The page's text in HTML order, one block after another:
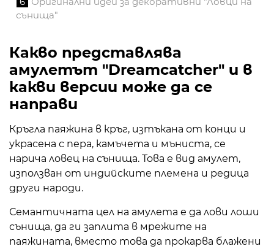
сънища"
Какво представлява
амулетът "Dreamcatcher" и в
какви версии може да се
направи
Кръгла паяжина в кръг, изтъкана от конци и
украсена с пера, камъчета и мъниста, се
нарича ловец на сънища. Това е вид амулет,
използван от индийските племена и редица
други народи.
Семантичната цел на амулета е да лови лоши
сънища, да ги заплита в мрежите на
паяжината, вместо това да прокарва блажени